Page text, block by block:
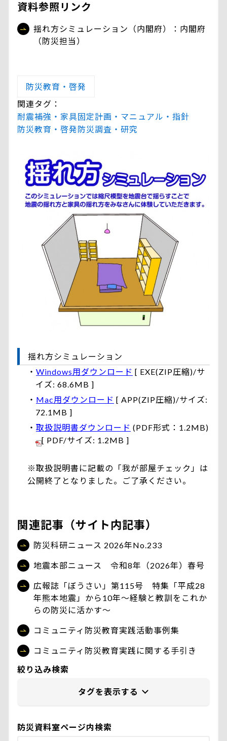
資料参照リンク
揺れ方シミュレーション（内閣府）：内閣府
（防災担当）
防災教育・啓発
関連タグ：
耐震補強・家具固定計画・マニュアル・指針
防災教育・啓発防災調査・研究
揺れ方シミュレーション
・ Windows用ダウンロード [ EXE(ZIP圧縮)/サ
イズ: 68.6MB ]
・ Mac用ダウンロード [ APP(ZIP圧縮)/サイズ:
72.1MB ]
・ 取扱説明書ダウンロード (PDF形式：1.2MB)
[ PDF/サイズ: 1.2MB ]
※取扱説明書に記載の「我が部屋チェック」は
公開終了となりました。ご了承ください。
関連記事（サイト内記事）
防災科研ニュース 2026年No.233
地震本部ニュース 令和8年（2026年）春号
広報誌「ぼうさい」第115号 特集「平成28
年熊本地震」から10年〜経験と教訓をこれか
らの防災に活かす〜
コミュニティ防災教育実践活動事例集
コミュニティ防災教育実践に関する手引き
絞り込み検索
防災資料室ページ内検索